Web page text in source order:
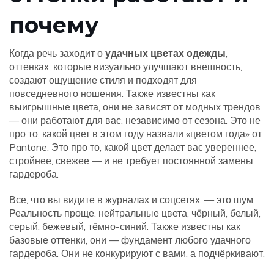
почему
Когда речь заходит о удачных цветах одежды,
оттенках, которые визуально улучшают внешность,
создают ощущение стиля и подходят для
повседневного ношения. Также известны как
выигрышные цвета, они не зависят от модных трендов
— они работают для вас, независимо от сезона. Это не
про то, какой цвет в этом году назвали «цветом года» от
Pantone. Это про то, какой цвет делает вас увереннее,
стройнее, свежее — и не требует постоянной замены
гардероба.
Все, что вы видите в журналах и соцсетях, — это шум.
Реальность проще: нейтральные цвета, чёрный, белый,
серый, бежевый, тёмно-синий. Также известны как
базовые оттенки, они — фундамент любого удачного
гардероба. Они не конкурируют с вами, а подчёркивают.